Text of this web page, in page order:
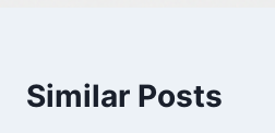
Similar Posts